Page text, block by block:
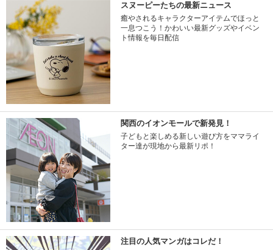
スヌーピーたちの最新ニュース
癒やされるキャラクターアイテムでほっと
一息つこう！かわいい最新グッズやイベン
ト情報を毎日配信
関西のイオンモールで新発見！
子どもと楽しめる新しい遊び方をママライ
ター達が現地から最新リポ！
注目の人気マンガはコレだ！